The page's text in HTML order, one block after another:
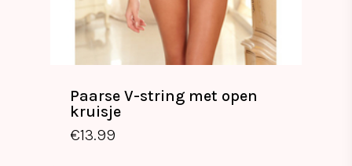
Paarse V-string met open
kruisje
€13.99